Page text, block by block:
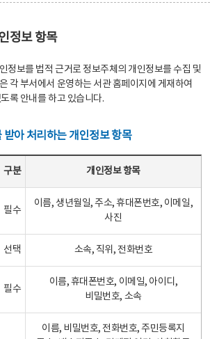
정보 항목
정보를 법적 근거로 정보주체의 개인정보를 수집 및
각 부서에서 운영하는 서관 홈페이지에 게재하여
록 안내를 하고 있습니다.
받아 처리하는 개인정보 항목
구분 개인정보 항목
필수
이름, 생년월일, 주소, 휴대폰번호, 이메일,
사진
선택 소속, 직위, 전화번호
필수
이름, 휴대폰번호, 이메일, 아이디,
비밀번호, 소속
이름, 비밀번호, 전화번호, 주민등록지